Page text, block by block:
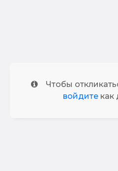
Чтобы
войдитекак